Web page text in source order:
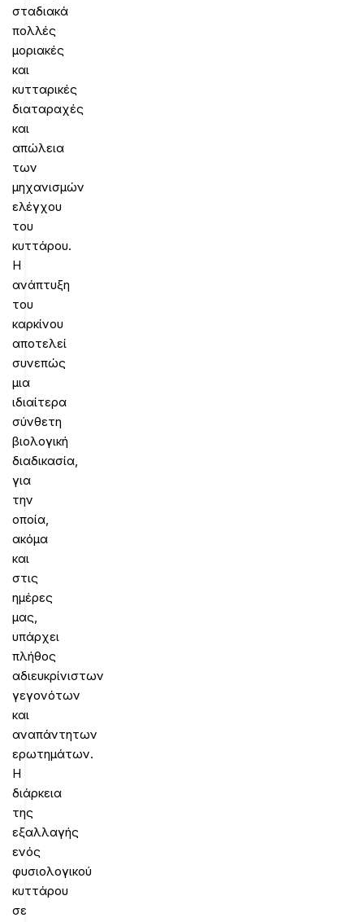
σταδιακά
πολλές
μοριακές
και
κυτταρικές
διαταραχές
και
απώλεια
των
μηχανισμών
ελέγχου
του
κυττάρου.
Η
ανάπτυξη
του
καρκίνου
αποτελεί
συνεπώς
μια
ιδιαίτερα
σύνθετη
βιολογική
διαδικασία,
για
την
οποία,
ακόμα
και
στις
ημέρες
μας,
υπάρχει
πλήθος
αδιευκρίνιστων
γεγονότων
και
αναπάντητων
ερωτημάτων.
Η
διάρκεια
της
εξαλλαγής
ενός
φυσιολογικού
κυττάρου
σε